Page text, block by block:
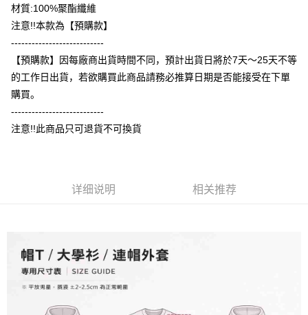
相关说明
1. 本服务由台湾大哥大提供，电信用户可立即使用无须另外申请。（限个人
月租型门号，不开放公司户及预付卡使用）
2. 付款方式选择 “大哥付你分期”，订单成立后会自动跳转到大哥付的交易流
程，验证手机门号后，选择欲分期的期数、缴款截止日，确认付款后即完成
交易。
3. 实际核准额度、可分期数及费用金额请依后续交易确认页面所载为准。
容。
账／街口支付／iPASS MONEY”等通路缴费。
司后，依约使用本公司账单缴交账款。
2. 基于同意付款使用 “大哥付你分期”之契约关系目的，商店将以您的个人资
料（包含姓名、电话或地址）提供予台湾大哥大进项收集、处理及利用，由
台湾大哥大与本人进行分期账单所需资料之确认、核对及更正。
AFTEE先享后付
相关说明
一、關於 AFTEE先享後付
1. 於付款方式選擇AFTEE先享後付，將跳出AFTEE先享後付手機驗證視
2. 進行簡訊驗證之後，即可完成結帳手續。
3. 訂單確認後不需事先繳費，商品會配送至您的指定地址。
4. 下訂完成後，您的手機會收到一封繳費通知簡訊，APP會員則會收到
AFTEE APP推播通知。
請留意繳費期限為 14 天。唯有下載 AFTEE App 成為 AFTEE 會員者方能享
有最長 45 天內付款之服務。
夠在期限內收到商品(例如:預購商品或預計到貨時間較長者)。因此無論收到
商品與否，仍需要請您在AFTEE規定的時間內完成繳費。
二、付款限制
之上限額度
ATM付款
全家付款取貨
每笔NT$60，满NT$899(含以上)免运费
付款後7-11取貨
每笔NT$60，满NT$899(含以上)免运费
材質:100%聚酯纖維
注意!!本款為【預購款】
---------------------------
【預購款】因每廠商出貨時間不同，預計出貨日將於7天～25天不等
的工作日出貨，若欲購買此商品請務必推算日期是否能接受在下單
購買。
---------------------------
注意!!此商品只可退貨不可換貨
详细说明 相关推荐